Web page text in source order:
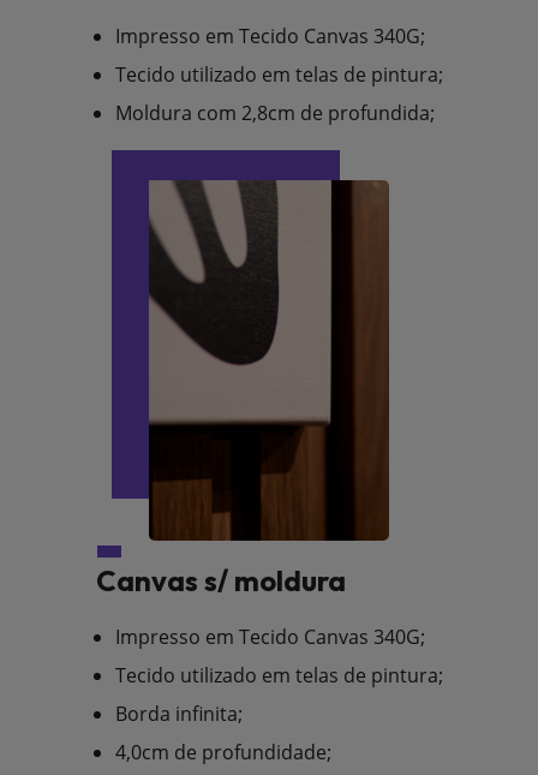
Impresso em Tecido Canvas 340G;
Tecido utilizado em telas de pintura;
Moldura com 2,8cm de profundida;
Canvas s/ moldura
Impresso em Tecido Canvas 340G;
Tecido utilizado em telas de pintura;
Borda infinita;
4,0cm de profundidade;